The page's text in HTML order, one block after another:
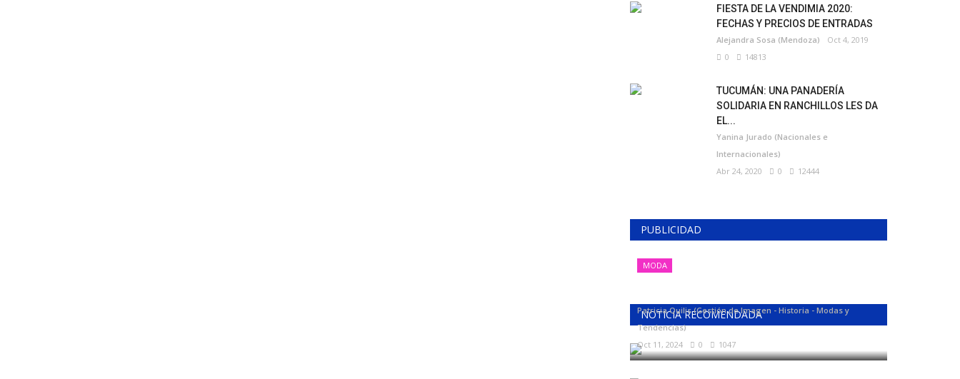
FIESTA DE LA VENDIMIA 2020:
FECHAS Y PRECIOS DE ENTRADAS
Alejandra Sosa (Mendoza)
Oct 4, 2019
0
14813
TUCUMÁN: UNA PANADERÍA
SOLIDARIA EN RANCHILLOS LES DA
EL...
Yanina Jurado (Nacionales e
Internacionales)
Abr 24, 2020
0 12444
PUBLICIDAD
NOTICIA RECOMENDADA
MODA
Patricia Quilis (Gestión de Imagen - Historia - Modas y
Tendencias)
Oct 11, 2024
0 1047